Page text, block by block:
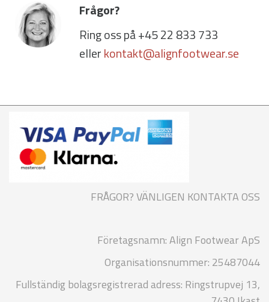
Frågor?
Ring oss på +45 22 833 733
eller kontakt@alignfootwear.se
FRÅGOR? VÄNLIGEN KONTAKTA OSS
Företagsnamn: Align Footwear ApS
Organisationsnummer: 25487044
Fullständig bolagsregistrerad adress: Ringstrupvej 13,